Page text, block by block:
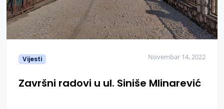
Vijesti Novembar 14, 2022
Završni radovi u ul. Siniše Mlinarević